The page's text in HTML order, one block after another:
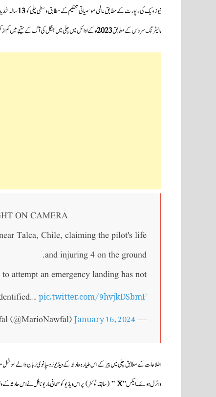
نیوز ویک کی رپورٹ کےمطابق عالمی موسمیاتی تنظیم کے مطابق وسطی چلی کو13سالہ
مانیٹرنگ سروس کے مطابق2023ء کے اوائل میں چلی میں جنگل کی آگ کے نتیجے میں کم از
ON CAMERA
Talca, Chile, claiming the pilot's life
and injuring 4 on the ground.
attempt an emergency landing has not
pic.twitter.com/9hvjkDSbmF
— Mario Nawfal (@MarioNawfal)
January 16, 2024
اطلاعات کےمطابق چلی میں پیر کے اس طیارہ حادثہ کے ویڈیوز ہسپانوی زبان والے سوشل
وائرل ہوئے۔ ایکس”X” (سابقہ ٹوئٹر) پر اس ویڈیو کو صحافی ماریونافل نے اس حادثہ